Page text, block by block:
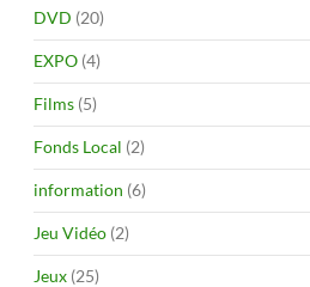
DVD (20)
EXPO (4)
Films (5)
Fonds Local (2)
information (6)
Jeu Vidéo (2)
Jeux (25)